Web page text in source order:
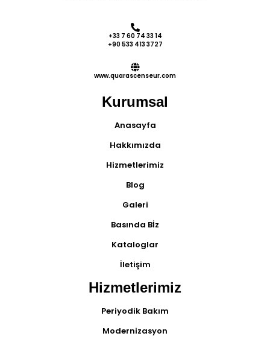
+33 7 60 74 33 14
+90 533 413 3727
www.quarascenseur.com
Kurumsal
Anasayfa
Hakkımızda
Hizmetlerimiz
Blog
Galeri
Basında Bİz
Kataloglar
İletişim
Hizmetlerimiz
Periyodik Bakım
Modernizasyon